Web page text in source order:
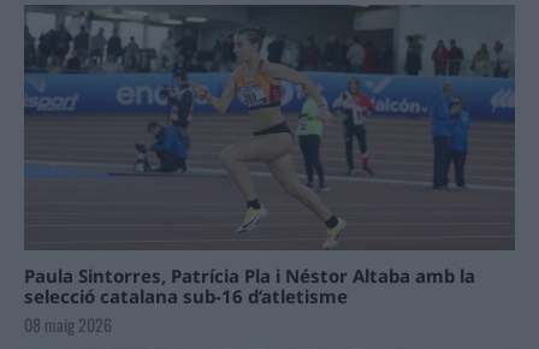
Paula Sintorres, Patrícia Pla i Néstor Altaba amb la
selecció catalana sub-16 d’atletisme
08 maig 2026